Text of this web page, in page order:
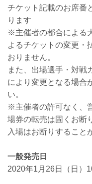
チケット記載のお席番
ります
※主催者の都合による
よるチケットの変更・
おりません。
また、出場選手・対戦
により変更となる場合
い。
※主催者の許可なく、
場券の転売は固くお断
入場はお断りすること
一般発売日
2020年1月26日（日）